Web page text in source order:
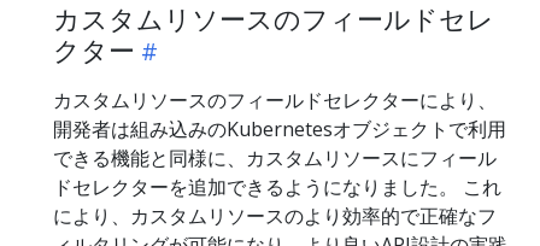
カスタムリソースのフィールドセレ
クター
カスタムリソースのフィールドセレクターにより、
開発者は組み込みのKubernetesオブジェクトで利用
できる機能と同様に、カスタムリソースにフィール
ドセレクターを追加できるようになりました。 これ
により、カスタムリソースのより効率的で正確なフ